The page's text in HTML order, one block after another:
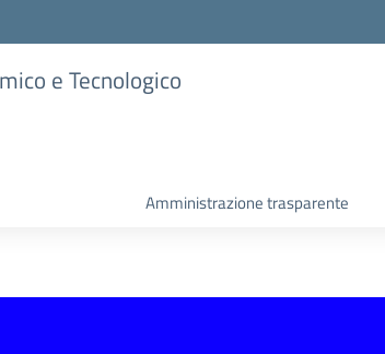
e Tecnologico
Amministrazione trasparente